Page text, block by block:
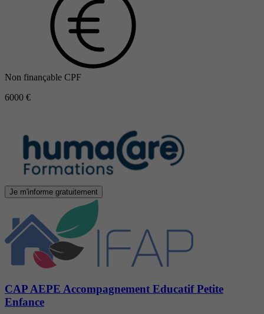
Non finançable CPF
6000 €
Je m'informe gratuitement
CAP AEPE Accompagnement Educatif Petite
Enfance